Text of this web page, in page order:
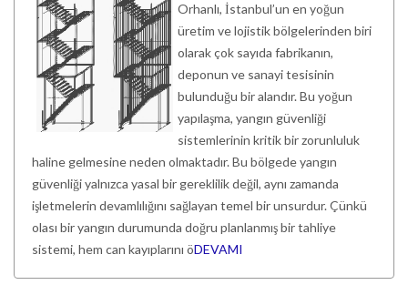
Orhanlı, İstanbul’un en yoğun
üretim ve lojistik bölgelerinden biri
olarak çok sayıda fabrikanın,
deponun ve sanayi tesisinin
bulunduğu bir alandır. Bu yoğun
yapılaşma, yangın güvenliği
sistemlerinin kritik bir zorunluluk
haline gelmesine neden olmaktadır. Bu bölgede yangın
güvenliği yalnızca yasal bir gereklilik değil, aynı zamanda
işletmelerin devamlılığını sağlayan temel bir unsurdur. Çünkü
olası bir yangın durumunda doğru planlanmış bir tahliye
sistemi, hem can kayıplarını öDEVAMI